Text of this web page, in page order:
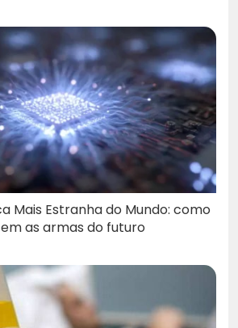
Mais Estranha do Mundo: como
as armas do futuro